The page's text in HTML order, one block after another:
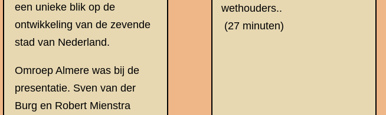
een unieke blik op de
ontwikkeling van de zevende
stad van Nederland.
Omroep Almere was bij de
presentatie. Sven van der
Burg en Robert Mienstra
wethouders..
(27 minuten)